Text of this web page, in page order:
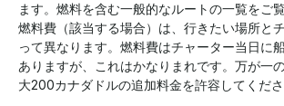
ます。燃料を含む一般的なルートの一覧をご
燃料費（該当する場合）は、行きたい場所と
って異なります。燃料費はチャーター当日に
ありますが、これはかなりまれです。万が一
大200カナダドルの追加料金を許容してくだ